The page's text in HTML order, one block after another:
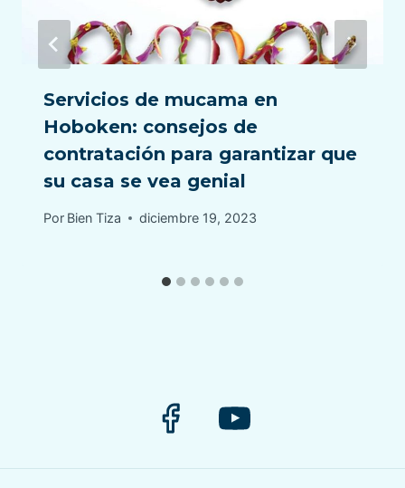
Servicios de mucama en
Hoboken: consejos de
contratación para garantizar que
su casa se vea genial
Por Bien Tiza diciembre 19, 2023